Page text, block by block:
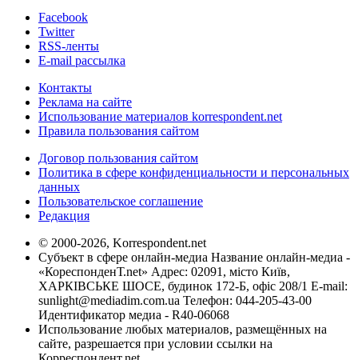
Facebook
Twitter
RSS-ленты
E-mail рассылка
Контакты
Реклама на сайте
Использование материалов korrespondent.net
Правила пользования сайтом
Договор пользования сайтом
Политика в сфере конфиденциальности и персональных
данных
Пользовательское соглашение
Редакция
© 2000-2026, Korrespondent.net
Субъект в сфере онлайн-медиа Название онлайн-медиа -
«КореспонденТ.net» Адрес: 02091, місто Київ,
ХАРКІВСЬКЕ ШОСЕ, будинок 172-Б, офіс 208/1 E-mail:
sunlight@mediadim.com.ua Телефон: 044-205-43-00
Идентификатор медиа - R40-06068
Использование любых материалов, размещённых на
сайте, разрешается при условии ссылки на